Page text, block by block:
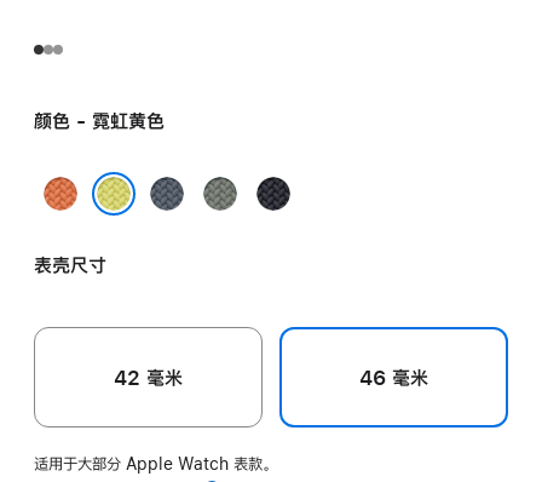
颜色 - 霓虹黄色
姜
末
铁
灰
午
表壳尺寸
42 毫米 46 毫米
适用于大部分 Apple Watch 表款。